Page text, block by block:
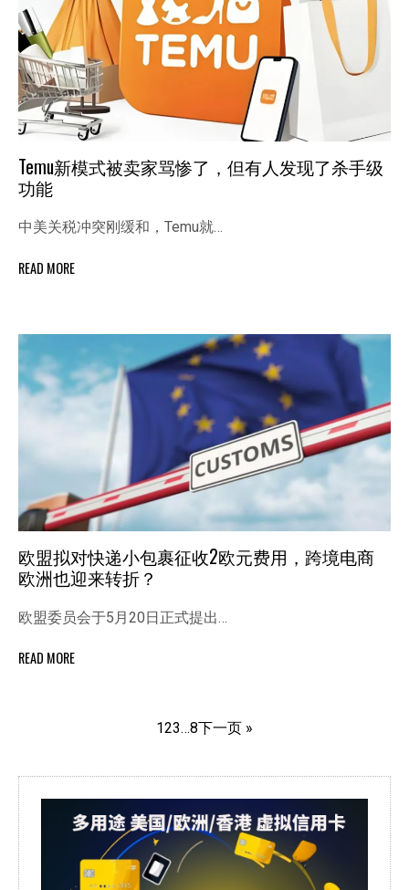
Temu新模式被卖家骂惨了，但有人发现了杀手级
功能
中美关税冲突刚缓和，Temu就…
READ MORE
欧盟拟对快递小包裹征收2欧元费用，跨境电商
欧洲也迎来转折？
欧盟委员会于5月20日正式提出…
READ MORE
123…8下一页 »